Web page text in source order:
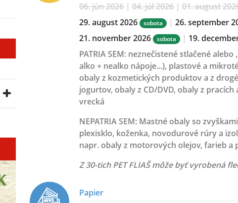
06. jún 2026 | 04. júl 2026 | 01. august
29. august 2026
sobota | 26. september
21. november 2026
sobota | 19.
PATRIA SEM: neznečistené stlačené alebo
alko + nealko nápoje...), plastové a
obaly z kozmetických produktov a z
jogurtov, obaly z CD/DVD, obaly z
vrecká
NEPATRIA SEM: Mastné obaly so
plexisklo, koženka, novodurové rúry a
napr. obaly z motorových olejov, farieb a
Z 30-tich PET FLIAŠ môže byť vyrobená
Papier